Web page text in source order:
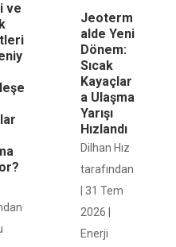
ve
Jeoterm
alde Yeni
Dönem:
Sıcak
Kayaçlar
a Ulaşma
Yarışı
Hızlandı
Dilhan Hız
tarafından
31 Tem
2026
Enerji